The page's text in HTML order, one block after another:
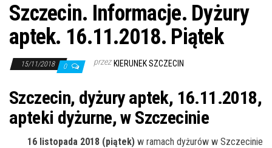
ę
Szczecin. Informacje. Dyżury
aptek. 16.11.2018. Piątek
15/11/2018 0 przez KIERUNEK SZCZECIN
Szczecin, dyżury aptek, 16.11.2018,
apteki dyżurne, w Szczecinie
16 listopada 2018 (piątek) w ramach dyżurów w Szczecinie